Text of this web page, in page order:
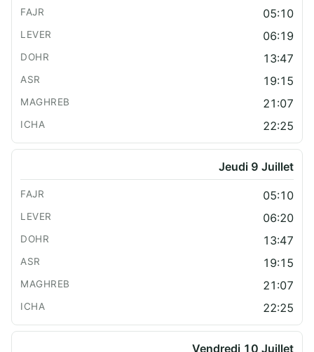
05:10
06:19
13:47
19:15
21:07
22:25
Jeudi 9 Juillet
05:10
06:20
13:47
19:15
21:07
22:25
Vendredi 10 Juillet